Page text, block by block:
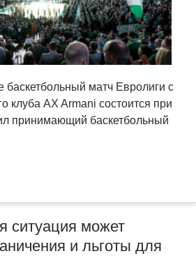
баскетбольный матч Евролиги с
клуба AX Armani состоится при
принимающий баскетбольный
ситуация может
и льготы для